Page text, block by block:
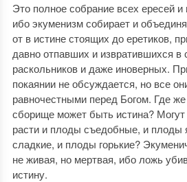
Это полное собрание всех ересей
ибо экуменизм собирает и
от в истине стоящих до еретиков,
давно отпавших и извратившихся в
раскольников и даже иноверных.
покаянии не обсуждается, но все
равночестными перед Богом. Где
сборище может быть истина?
расти и плоды съедобные, и
сладкие, и плоды горькие?
не живая, но мертвая, ибо ложь
истину.